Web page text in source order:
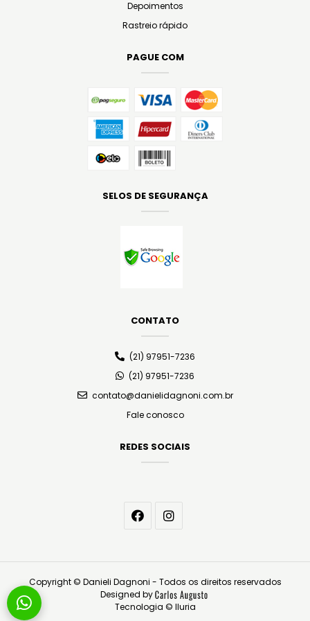
Depoimentos
Rastreio rápido
PAGUE COM
SELOS DE SEGURANÇA
CONTATO
(21) 97951-7236
(21) 97951-7236
contato@danielidagnoni.com.br
Fale conosco
REDES SOCIAIS
Copyright © Danieli Dagnoni - Todos os direitos reservados
Designed by
Tecnologia © Iluria